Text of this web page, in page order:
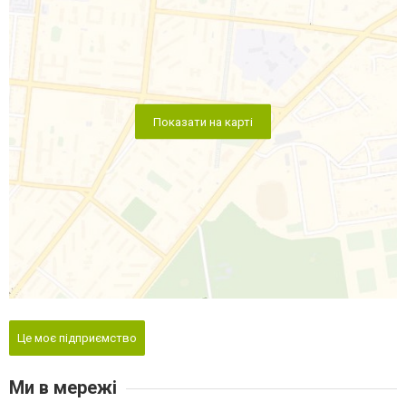
Показати на карті
Це моє підприємство
Ми в мережі